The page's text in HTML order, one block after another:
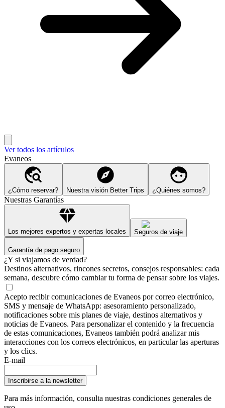
Ver todos los artículos
Evaneos
¿Cómo reservar? Nuestra visión Better Trips ¿Quiénes somos?
Nuestras Garantías
Los mejores expertos y expertas locales Seguros de viaje
Garantía de pago seguro
¿Y si viajamos de verdad?
Destinos alternativos, rincones secretos, consejos responsables: cada
semana, descubre cómo cambiar tu forma de pensar sobre los viajes.
Acepto recibir comunicaciones de Evaneos por correo electrónico,
SMS y mensaje de WhatsApp: asesoramiento personalizado,
notificaciones sobre mis planes de viaje, destinos alternativos y
noticias de Evaneos. Para personalizar el contenido y la frecuencia
de estas comunicaciones, Evaneos también podrá analizar mis
interacciones con los correos electrónicos, en particular las aperturas
y los clics.
E-mail
Inscribirse a la newsletter
Para más información, consulta nuestras condiciones generales de